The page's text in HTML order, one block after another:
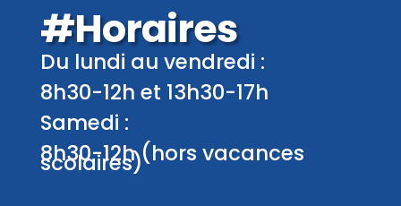
#Horaires
Du lundi au vendredi :
8h30-12h et 13h30-17h
Samedi :
8h30-12h (hors vacances
scolaires)